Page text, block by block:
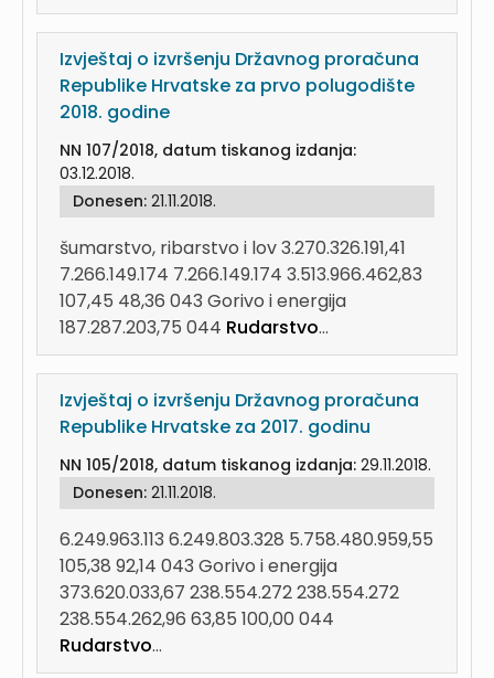
Izvještaj o izvršenju Državnog proračuna
Republike Hrvatske za prvo polugodište
2018. godine
NN 107/2018, datum tiskanog izdanja:
03.12.2018.
Donesen: 21.11.2018.
šumarstvo, ribarstvo i lov 3.270.326.191,41
7.266.149.174 7.266.149.174 3.513.966.462,83
107,45 48,36 043 Gorivo i energija
187.287.203,75 044 Rudarstvo...
Izvještaj o izvršenju Državnog proračuna
Republike Hrvatske za 2017. godinu
NN 105/2018, datum tiskanog izdanja: 29.11.2018.
Donesen: 21.11.2018.
6.249.963.113 6.249.803.328 5.758.480.959,55
105,38 92,14 043 Gorivo i energija
373.620.033,67 238.554.272 238.554.272
238.554.262,96 63,85 100,00 044
Rudarstvo...